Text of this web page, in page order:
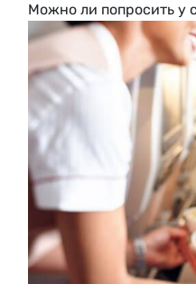
Можно ли попросить у